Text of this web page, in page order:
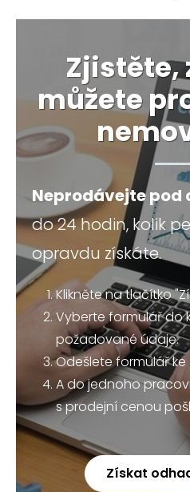
Zjistěte,
můžete
Neprodávejte pod
do 24 hodin, kolik
opravdu získáte.
Klikněte na tlačítko
Vyberte formulář do
požadované údaje.
Odešlete formulář
A do jednoho
s prodejní cenou
Získat